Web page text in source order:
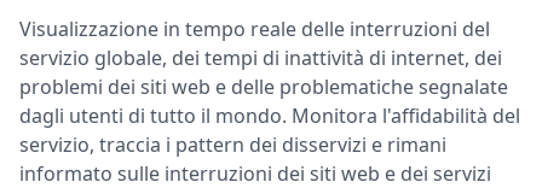
Visualizzazione in tempo reale delle interruzioni del
servizio globale, dei tempi di inattività di internet, dei
problemi dei siti web e delle problematiche segnalate
dagli utenti di tutto il mondo. Monitora l'affidabilità del
servizio, traccia i pattern dei disservizi e rimani
informato sulle interruzioni dei siti web e dei servizi